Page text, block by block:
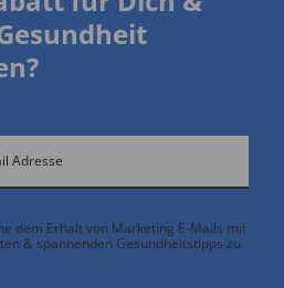
dem Erhalt von Marketing E-Mails mit
& spannenden Gesundheitstipps zu.